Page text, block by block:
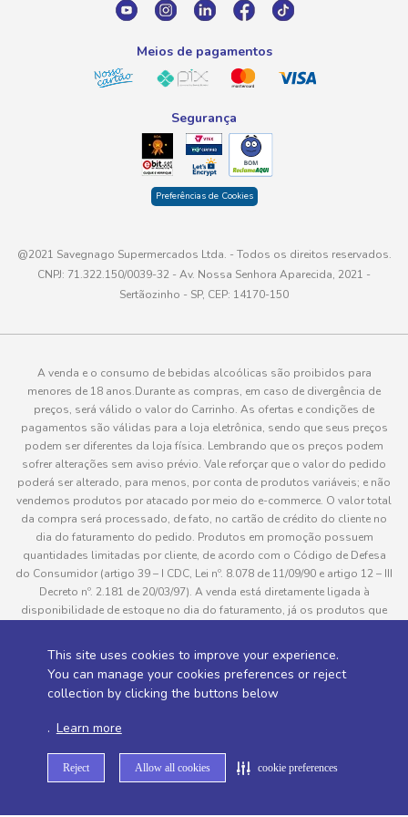
This site uses cookies to improve your experience.
You can manage your cookies preferences or reject
collection by clicking the buttons below
. Learn more
Reject Allow all cookies cookie preferences
atendimento@savegnago.com.br
Meios de pagamentos
Segurança
Preferências de Cookies
@2021 Savegnago Supermercados Ltda. - Todos os direitos reservados.
CNPJ: 71.322.150/0039-32 - Av. Nossa Senhora Aparecida, 2021 -
Sertãozinho - SP, CEP: 14170-150
A venda e o consumo de bebidas alcoólicas são proibidos para
menores de 18 anos.Durante as compras, em caso de divergência de
preços, será válido o valor do Carrinho. As ofertas e condições de
pagamentos são válidas para a loja eletrônica, sendo que seus preços
podem ser diferentes da loja física. Lembrando que os preços podem
sofrer alterações sem aviso prévio. Vale reforçar que o valor do pedido
poderá ser alterado, para menos, por conta de produtos variáveis; e não
vendemos produtos por atacado por meio do e-commerce. O valor total
da compra será processado, de fato, no cartão de crédito do cliente no
dia do faturamento do pedido. Produtos em promoção possuem
quantidades limitadas por cliente, de acordo com o Código de Defesa
do Consumidor (artigo 39 – I CDC, Lei nº. 8.078 de 11/09/90 e artigo 12 – III
Decreto nº. 2.181 de 20/03/97). A venda está diretamente ligada à
disponibilidade de estoque no dia do faturamento, já os produtos que
pedido do cliente, este não será entregue e o valor do item não será
cobrado. As fotos dos produtos no site são ilustrativas, podendo haver
divergência com o produto real e todos os pedidos estão sujeitos à
consultadas em “Política de Entregas”
Desenvolvido por